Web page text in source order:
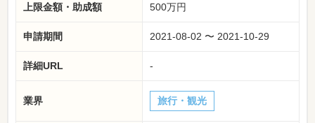
上限金額・助成額 500万円
申請期間 2021-08-02 〜 2021-10-29
詳細URL -
業界 旅行・観光